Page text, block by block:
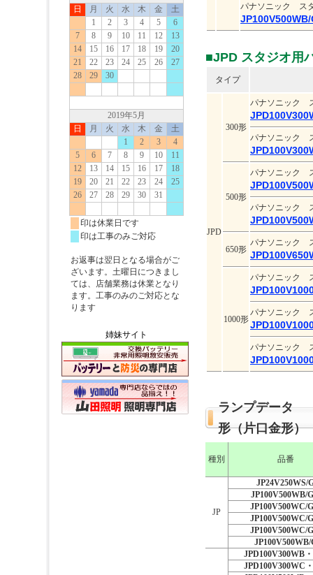
姉妹サイト
パナソニック ス
JP100V500WB/
■JPD スタジオ用
タイプ
JPD
300形
パナソニック
パナソニック
500形
パナソニック
パナソニック
650形
パナソニック
1000形
パナソニック
パナソニック
パナソニック
ランプデータ
形（片口金形
種別 品番
JP
JP24V250WS/
JP100V500WB/
JP100V500WC/
JP100V500WC/
JP100V500WC/
JP100V500WB/
JPD100V300WB
JPD100V300WC